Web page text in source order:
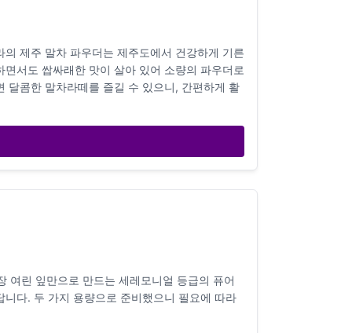
제주 말차 파우더는 제주도에서 건강하게 기른
서도 쌉싸래한 맛이 살아 있어 소량의 파우더로
달콤한 말차라떼를 즐길 수 있으니, 간편하게 활
여린 잎만으로 만드는 세레모니얼 등급의 퓨어
다. 두 가지 용량으로 준비했으니 필요에 따라